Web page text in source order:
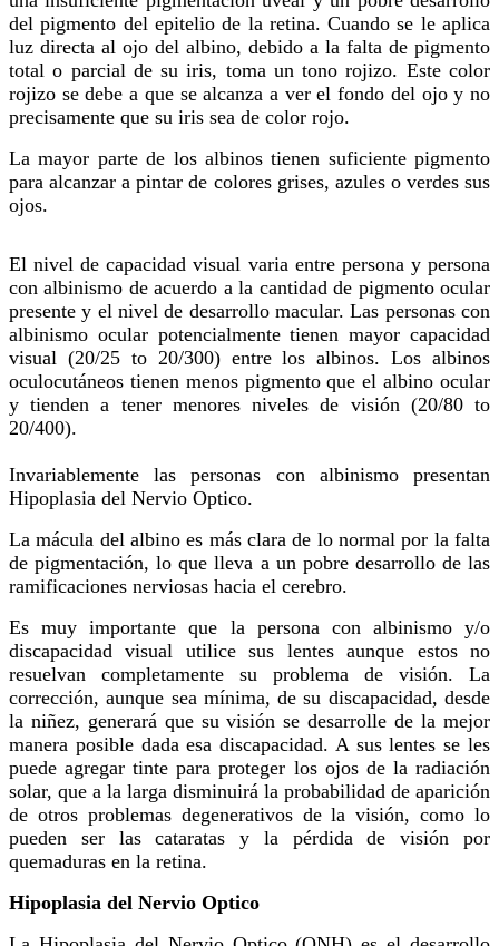
del pigmento del epitelio de la retina. Cuando se le aplica
luz directa al ojo del albino, debido a la falta de pigmento
total o parcial de su iris, toma un tono rojizo. Este color
rojizo se debe a que se alcanza a ver el fondo del ojo y no
precisamente que su iris sea de color rojo.
La mayor parte de los albinos tienen suficiente pigmento
para alcanzar a pintar de colores grises, azules o verdes sus
ojos.
El nivel de capacidad visual varia entre persona y persona
con albinismo de acuerdo a la cantidad de pigmento ocular
presente y el nivel de desarrollo macular. Las personas con
albinismo ocular potencialmente tienen mayor capacidad
visual (20/25 to 20/300) entre los albinos. Los albinos
oculocutáneos tienen menos pigmento que el albino ocular
y tienden a tener menores niveles de visión (20/80 to
20/400).
Invariablemente las personas con albinismo presentan
Hipoplasia del Nervio Optico.
La mácula del albino es más clara de lo normal por la falta
de pigmentación, lo que lleva a un pobre desarrollo de las
ramificaciones nerviosas hacia el cerebro.
Es muy importante que la persona con albinismo y/o
discapacidad visual utilice sus lentes aunque estos no
resuelvan completamente su problema de visión. La
corrección, aunque sea mínima, de su discapacidad, desde
la niñez, generará que su visión se desarrolle de la mejor
manera posible dada esa discapacidad. A sus lentes se les
puede agregar tinte para proteger los ojos de la radiación
solar, que a la larga disminuirá la probabilidad de aparición
de otros problemas degenerativos de la visión, como lo
pueden ser las cataratas y la pérdida de visión por
quemaduras en la retina.
Hipoplasia del Nervio Optico